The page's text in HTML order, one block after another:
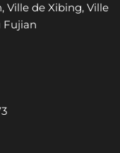
Ville de Xibing, Ville
Fujian